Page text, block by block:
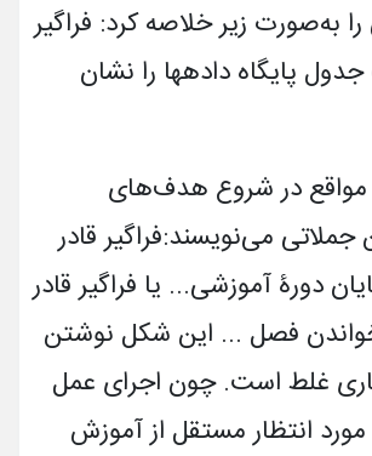
به‌صورت زیر خلاصه کرد: فراگیر
پایگاه داده­ها را نشان
مواقع در شروع هدف‌های
جملاتی می‌نویسند:فراگیر قادر
دورۀ آموزشی... یا فراگیر قادر
فصل ... این شکل نوشتن
غلط است. چون اجرای عمل
انتظار مستقل از آموزش